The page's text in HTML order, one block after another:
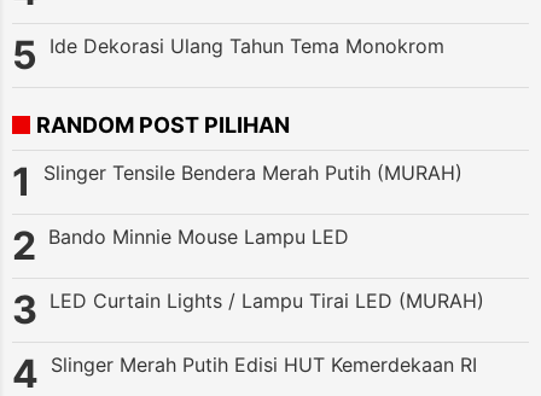
Ide Dekorasi Ulang Tahun Tema Monokrom
RANDOM POST PILIHAN
Slinger Tensile Bendera Merah Putih (MURAH)
Bando Minnie Mouse Lampu LED
LED Curtain Lights / Lampu Tirai LED (MURAH)
Slinger Merah Putih Edisi HUT Kemerdekaan RI